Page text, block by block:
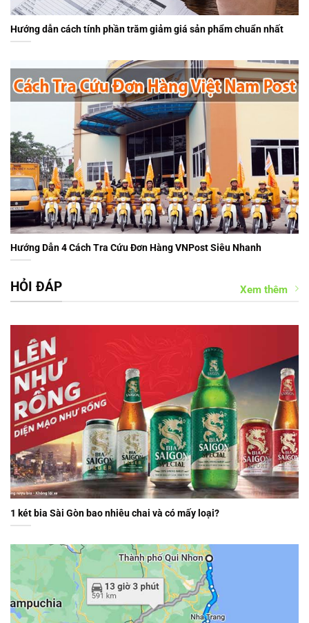
Hướng dẫn cách tính phần trăm giảm giá sản phẩm chuẩn nhất
Hướng Dẫn 4 Cách Tra Cứu Đơn Hàng VNPost Siêu Nhanh
HỎI ĐÁP Xem thêm
1 két bia Sài Gòn bao nhiêu chai và có mấy loại?